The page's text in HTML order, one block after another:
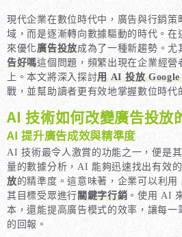
現代企業在數位時代中，廣告與行銷策
域，而是逐漸轉向數據驅動的時代。在
來優化廣告投放成為了一種新趨勢。尤
告好嗎這個問題，頻繁出現在企業經營
上。本文將深入探討用 AI 投放
戰，並幫助讀者更有效地掌握數位時代
AI 技術如何改變廣告投放
AI 提升廣告成效與精準度
AI 技術最令人激賞的功能之一，便是
量的數據分析，AI 能夠迅速找出有效
放的精準度。這意味著，企業可以利
其目標受眾進行關鍵字行銷 。使用 AI
本，還能提高廣告模式的效率，讓每
的回報。